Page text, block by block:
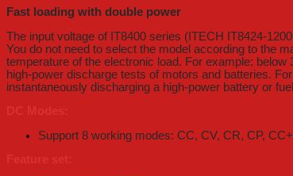
Fast loading with double power
The input voltage of IT8400 series (ITECH IT8424-
You do not need to select the model according to the
temperature of the electronic load. For example:
high-power discharge tests of motors and batteries.
instantaneously discharging a high-power battery or
Support 8 working modes: CC, CV, CR, CP,